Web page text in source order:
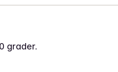
grader.